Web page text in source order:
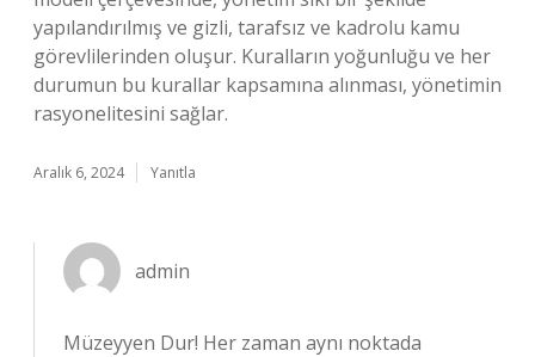
yapılandırılmış ve gizli, tarafsız ve kadrolu kamu
görevlilerinden oluşur. Kuralların yoğunluğu ve her
durumun bu kurallar kapsamına alınması, yönetimin
rasyonelitesini sağlar.
Aralık 6, 2024 Yanıtla
admin
Müzeyyen Dur! Her zaman aynı noktada